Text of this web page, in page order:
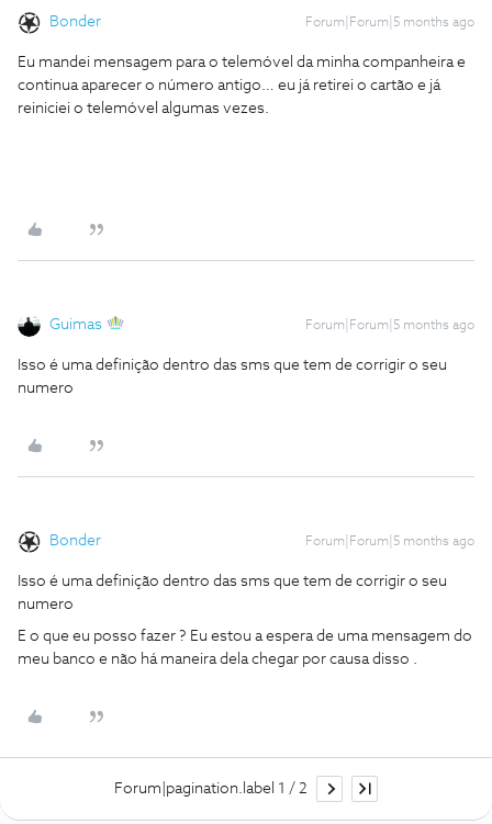
Bonder Forum|Forum|5 months ago
Eu mandei mensagem para o telemóvel da minha companheira e
continua aparecer o número antigo… eu já retirei o cartão e já
reiniciei o telemóvel algumas vezes.
Guimas Forum|Forum|5 months ago
Isso é uma definição dentro das sms que tem de corrigir o seu
numero
Bonder Forum|Forum|5 months ago
Isso é uma definição dentro das sms que tem de corrigir o seu
numero
E o que eu posso fazer ? Eu estou a espera de uma mensagem do
meu banco e não há maneira dela chegar por causa disso .
Forum|pagination.label 1 / 2